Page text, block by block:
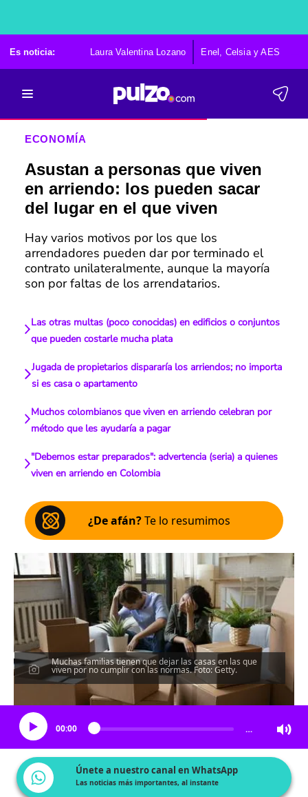
Es noticia: Laura Valentina Lozano Enel, Celsia y AES
ECONOMÍA
Asustan a personas que viven
en arriendo: los pueden sacar
del lugar en el que viven
Hay varios motivos por los que los
arrendadores pueden dar por terminado el
contrato unilateralmente, aunque la mayoría
son por faltas de los arrendatarios.
Las otras multas (poco conocidas) en edificios o conjuntos
que pueden costarle mucha plata
Jugada de propietarios dispararía los arriendos; no importa
si es casa o apartamento
Muchos colombianos que viven en arriendo celebran por
método que les ayudaría a pagar
"Debemos estar preparados": advertencia (seria) a quienes
viven en arriendo en Colombia
¿De afán?Te lo resumimos
Muchas familias tienen que dejar las casas en las que
viven por no cumplir con las normas. Foto: Getty.
Escucha el artículo
00:00 …
Únete a nuestro canal en WhatsApp
Las noticias más importantes, al instante